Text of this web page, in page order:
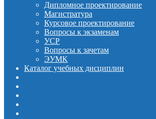
Дипломное проектирование
Магистратура
Курсовое проектирование
Вопросы к экзаменам
УСР
Вопросы к зачетам
ЭУМК
Каталог учебных дисциплин